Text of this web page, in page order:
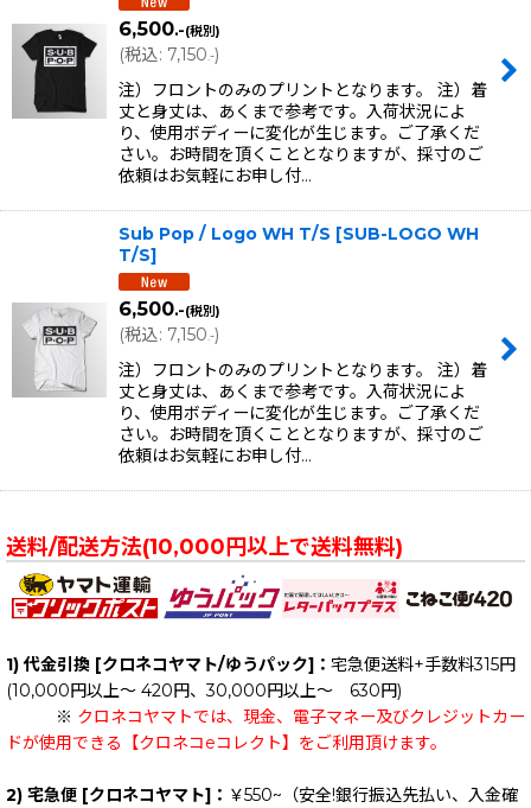
6,500.-(税別)
(税込: 7,150.-)
注）フロントのみのプリントとなります。 注）着
丈と身丈は、あくまで参考です。入荷状況によ
り、使用ボディーに変化が生じます。ご了承くだ
さい。お時間を頂くこととなりますが、採寸のご
依頼はお気軽にお申し付…
Sub Pop / Logo WH T/S [SUB-LOGO WH
T/S]
6,500.-(税別)
(税込: 7,150.-)
注）フロントのみのプリントとなります。 注）着
丈と身丈は、あくまで参考です。入荷状況によ
り、使用ボディーに変化が生じます。ご了承くだ
さい。お時間を頂くこととなりますが、採寸のご
依頼はお気軽にお申し付…
送料/配送方法(10,000円以上で送料無料)
1) 代金引換 [クロネコヤマト/ゆうパック]： 宅急便送料+手数料315円
(10,000円以上～ 420円、30,000円以上～ 630円)
※ クロネコヤマトでは、現金、電子マネー及びクレジットカー
ドが使用できる【クロネコeコレクト】をご利用頂けます。
2) 宅急便 [クロネコヤマト]： ￥550~（安全!銀行振込先払い、入金確